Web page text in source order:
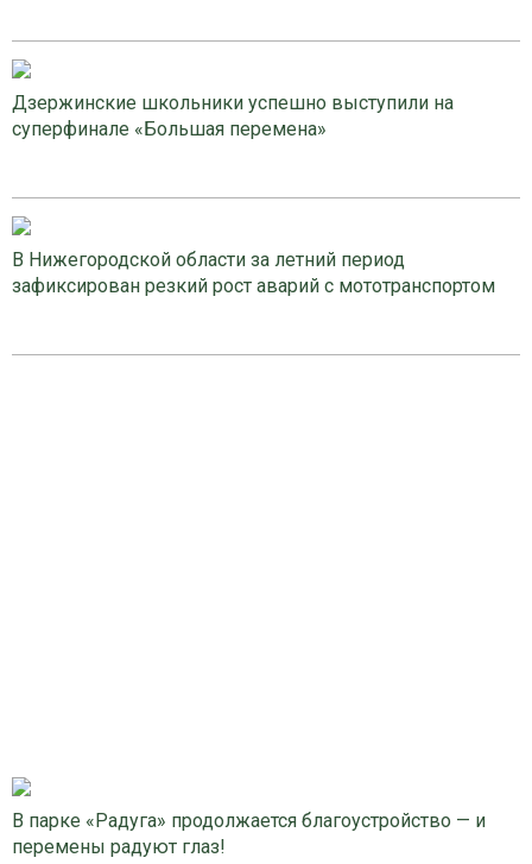
Дзержинские школьники успешно выступили на
суперфинале «Большая перемена»
В Нижегородской области за летний период
зафиксирован резкий рост аварий с мототранспортом
В парке «Радуга» продолжается благоустройство — и
перемены радуют глаз!